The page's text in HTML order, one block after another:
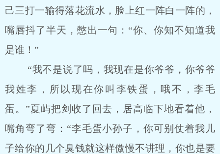
己三打一输得落花流水，脸上红一阵白一阵的，
嘴唇抖了半天，憋出一句：“你、你知不知道我
是谁！”
“我不是说了吗，我现在是你爷爷，你爷爷
我姓李，所以现在你叫李铁蛋，哦不，李毛
蛋。”夏屿把剑收了回去，居高临下地看着他，
嘴角弯了弯：“李毛蛋小孙子，你可别仗着我儿
子给你的几个臭钱就这样傲慢不讲理，你也是要